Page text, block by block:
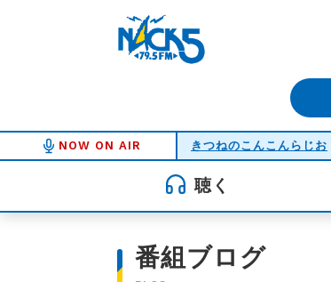
NOW ON AIR きつねのこんこんらじお
聴く
番組ブログ